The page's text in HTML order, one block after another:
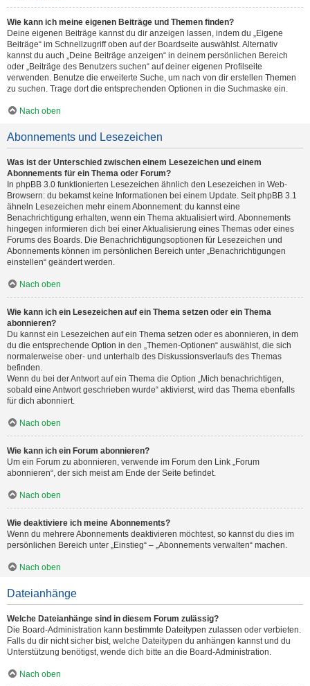
Wie kann ich meine eigenen Beiträge und Themen finden?
Deine eigenen Beiträge kannst du dir anzeigen lassen, indem du „Eigene
Beiträge“ im Schnellzugriff oben auf der Boardseite auswählst. Alternativ
kannst du auch „Deine Beiträge anzeigen“ in deinem persönlichen Bereich
oder „Beiträge des Benutzers suchen“ auf deiner eigenen Profilseite
verwenden. Benutze die erweiterte Suche, um nach von dir erstellen Themen
zu suchen. Trage dort die entsprechenden Optionen in die Suchmaske ein.
Nach oben
Abonnements und Lesezeichen
Was ist der Unterschied zwischen einem Lesezeichen und einem
Abonnements für ein Thema oder Forum?
In phpBB 3.0 funktionierten Lesezeichen ähnlich den Lesezeichen in Web-
Browsern: du bekamst keine Informationen bei einem Update. Seit phpBB 3.1
ähneln Lesezeichen mehr einem Abonnement: du kannst eine
Benachrichtigung erhalten, wenn ein Thema aktualisiert wird. Abonnements
hingegen informieren dich bei einer Aktualisierung eines Themas oder eines
Forums des Boards. Die Benachrichtigungsoptionen für Lesezeichen und
Abonnements können im persönlichen Bereich unter „Benachrichtigungen
einstellen“ geändert werden.
Nach oben
Wie kann ich ein Lesezeichen auf ein Thema setzen oder ein Thema
abonnieren?
Du kannst ein Lesezeichen auf ein Thema setzen oder es abonnieren, in dem
du die entsprechende Option in den „Themen-Optionen“ auswählst, die sich
normalerweise ober- und unterhalb des Diskussionsverlaufs des Themas
befinden.
Wenn du bei der Antwort auf ein Thema die Option „Mich benachrichtigen,
sobald eine Antwort geschrieben wurde“ aktivierst, wird das Thema ebenfalls
für dich abonniert.
Nach oben
Wie kann ich ein Forum abonnieren?
Um ein Forum zu abonnieren, verwende im Forum den Link „Forum
abonnieren“, der sich meist am Ende der Seite befindet.
Nach oben
Wie deaktiviere ich meine Abonnements?
Wenn du mehrere Abonnements deaktivieren möchtest, so kannst du dies im
persönlichen Bereich unter „Einstieg“ – „Abonnements verwalten“ machen.
Nach oben
Dateianhänge
Welche Dateianhänge sind in diesem Forum zulässig?
Die Board-Administration kann bestimmte Dateitypen zulassen oder verbieten.
Falls du dir nicht sicher bist, welche Dateitypen du anhängen kannst und du
Unterstützung benötigst, wende dich bitte an die Board-Administration.
Nach oben